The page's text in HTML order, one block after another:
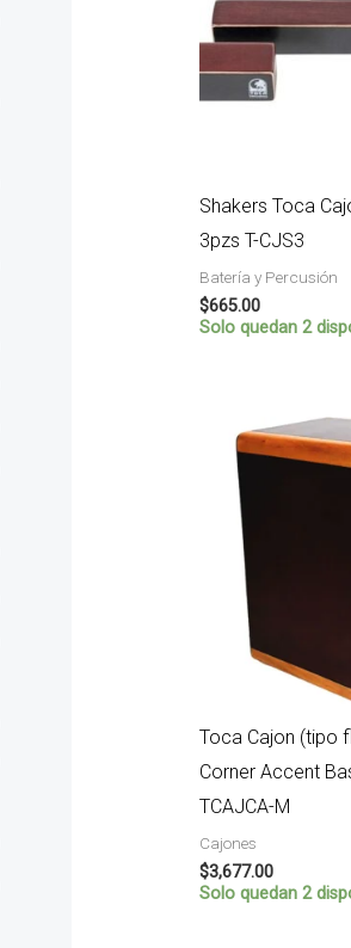
Shakers Toca
3pzs T-CJS3
Batería y Percusión
$665.00
Solo quedan 2
Toca Cajon (tipo
Corner Accent
TCAJCA-M
Cajones
$3,677.00
Solo quedan 2